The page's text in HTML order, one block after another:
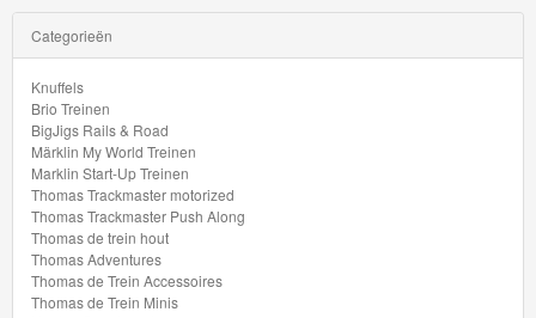
Marklin
Start-
Up
Treinen
Thomas
Trackmaster
motorized
Thomas
Categorieën
Knuffels
Brio Treinen
BigJigs Rails & Road
Märklin My World Treinen
Marklin Start-Up Treinen
Thomas Trackmaster motorized
Thomas Trackmaster Push Along
Thomas de trein hout
Thomas Adventures
Thomas de Trein Accessoires
Thomas de Trein Minis